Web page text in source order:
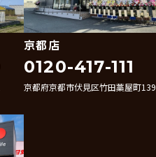
京都店
0120-417-111
京都府京都市伏見区竹田藁屋町139